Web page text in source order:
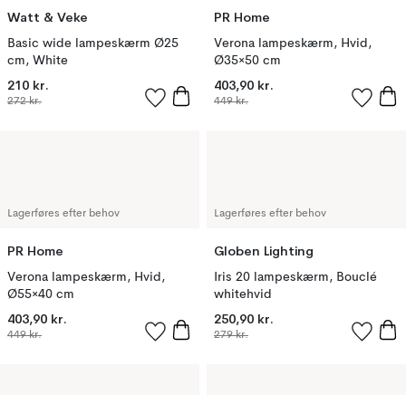
Watt & Veke
Basic wide lampeskærm Ø25
cm, White
210 kr.
272 kr.
PR Home
Verona lampeskærm, Hvid,
Ø35×50 cm
403,90 kr.
449 kr.
Lagerføres efter behov
PR Home
Verona lampeskærm, Hvid,
Ø55×40 cm
403,90 kr.
449 kr.
Lagerføres efter behov
Globen Lighting
Iris 20 lampeskærm, Bouclé
whitehvid
250,90 kr.
279 kr.